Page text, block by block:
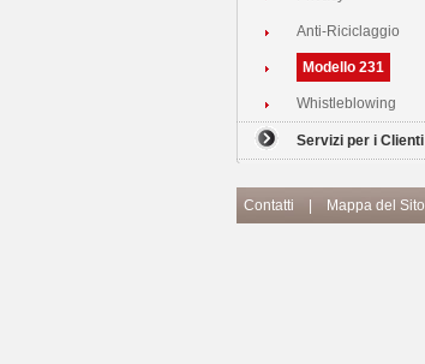
Anti-Riciclaggio
Modello 231
Whistleblowing
Servizi per i Clienti
Contatti Mappa del Sito